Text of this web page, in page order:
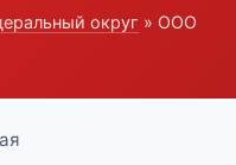
округ » ООО